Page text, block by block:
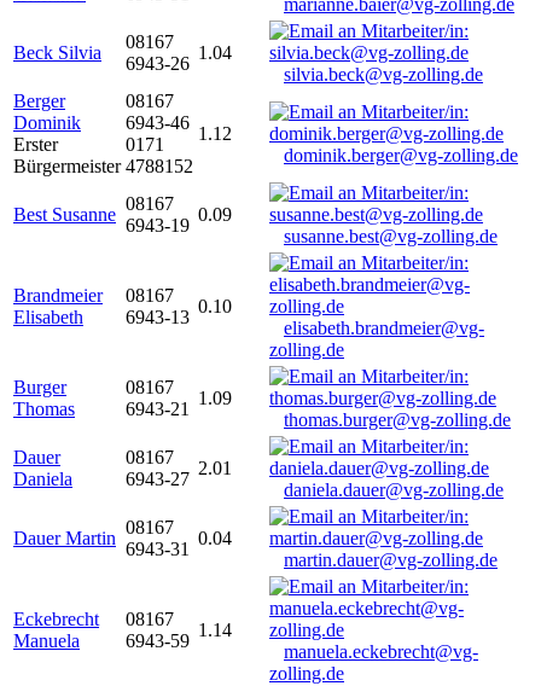
marianne.baier@vg-zolling.de
Beck Silvia
08167
6943-26
1.04
silvia.beck@vg-zolling.de
Berger
Dominik
Erster
Bürgermeister
08167
6943-46
0171
4788152
1.12
dominik.berger@vg-zolling.de
Best Susanne
08167
6943-19
0.09
susanne.best@vg-zolling.de
Brandmeier
Elisabeth
08167
6943-13
0.10
elisabeth.brandmeier@vg-
zolling.de
Burger
Thomas
08167
6943-21
1.09
thomas.burger@vg-zolling.de
Dauer
Daniela
08167
6943-27
2.01
daniela.dauer@vg-zolling.de
Dauer Martin
08167
6943-31
0.04
martin.dauer@vg-zolling.de
Eckebrecht
Manuela
08167
6943-59
1.14
manuela.eckebrecht@vg-
zolling.de